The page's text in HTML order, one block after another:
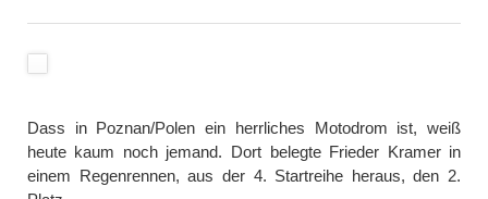
Dass in Poznan/Polen ein herrliches Motodrom ist, weiß
heute kaum noch jemand. Dort belegte Frieder Kramer in
einem Regenrennen, aus der 4. Startreihe heraus, den 2.